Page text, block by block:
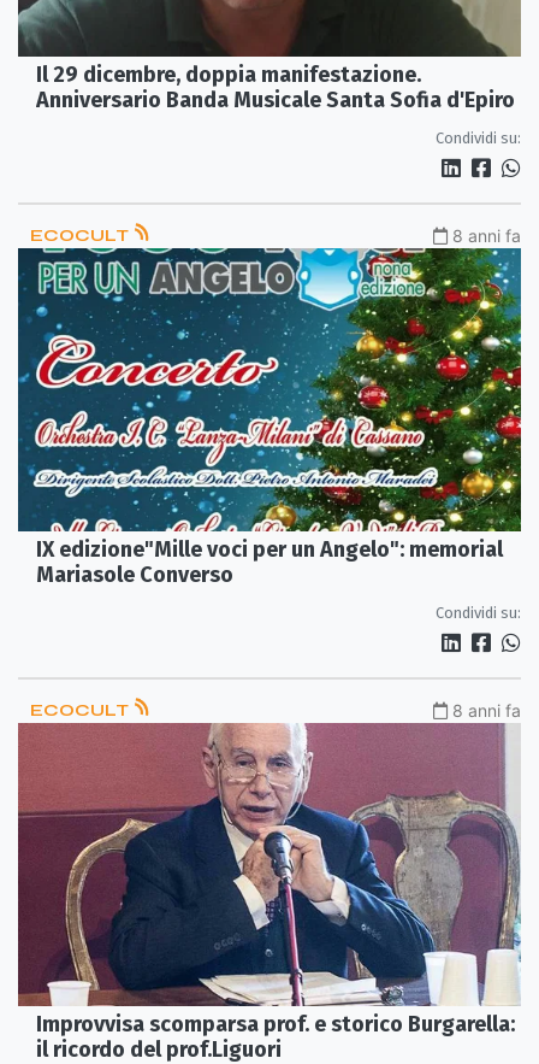
Il 29 dicembre, doppia manifestazione.
Anniversario Banda Musicale Santa Sofia d'Epiro
Condividi su:
ECOCULT 8 anni fa
IX edizione"Mille voci per un Angelo": memorial
Mariasole Converso
Condividi su:
ECOCULT 8 anni fa
Improvvisa scomparsa prof. e storico Burgarella:
il ricordo del prof.Liguori